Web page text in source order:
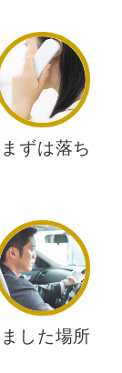
ずは落ち
した場所